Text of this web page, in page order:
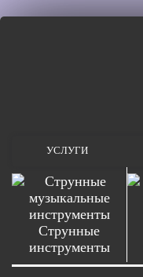
УСЛУГИ
Струнные
инструменты